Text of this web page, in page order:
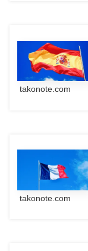
takonote.com
takonote.com